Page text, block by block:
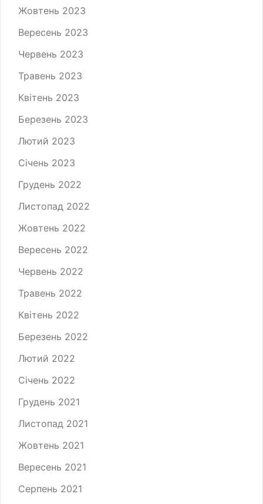
Жовтень 2023
Вересень 2023
Червень 2023
Травень 2023
Квітень 2023
Березень 2023
Лютий 2023
Січень 2023
Грудень 2022
Листопад 2022
Жовтень 2022
Вересень 2022
Червень 2022
Травень 2022
Квітень 2022
Березень 2022
Лютий 2022
Січень 2022
Грудень 2021
Листопад 2021
Жовтень 2021
Вересень 2021
Серпень 2021